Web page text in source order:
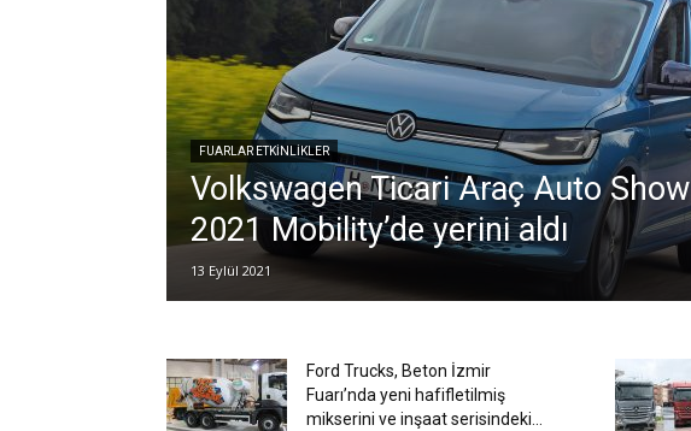
FUARLAR ETKINLIKLER
Volkswagen Ticari Araç Auto Show
2021 Mobility’de yerini aldı
13 Eylül 2021
Ford Trucks, Beton İzmir
Fuarı’nda yeni hafifletilmiş
mikserini ve inşaat serisindeki...